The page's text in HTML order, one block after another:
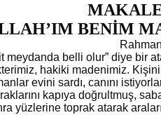
BENİM
meydanda belli olur” diye bir
hakiki madenimiz.
evini sardı, canını
kapıya doğrultmuş,
yüzlerine toprak atarak